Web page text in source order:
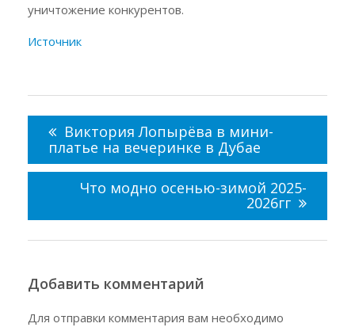
уничтожение конкурентов.
Источник
записям
Виктория Лопырёва в мини-
платье на вечеринке в Дубае
Что модно осенью-зимой 2025-
2026гг
Добавить комментарий
Для отправки комментария вам необходимо